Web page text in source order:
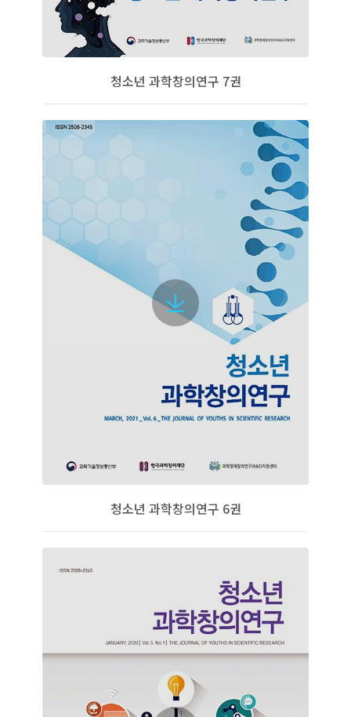
청소년 과학창의연구 7권
청소년 과학창의연구 6권